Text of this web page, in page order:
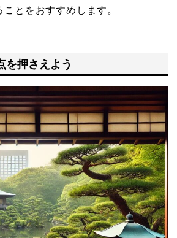
とをおすすめします。
を押さえよう